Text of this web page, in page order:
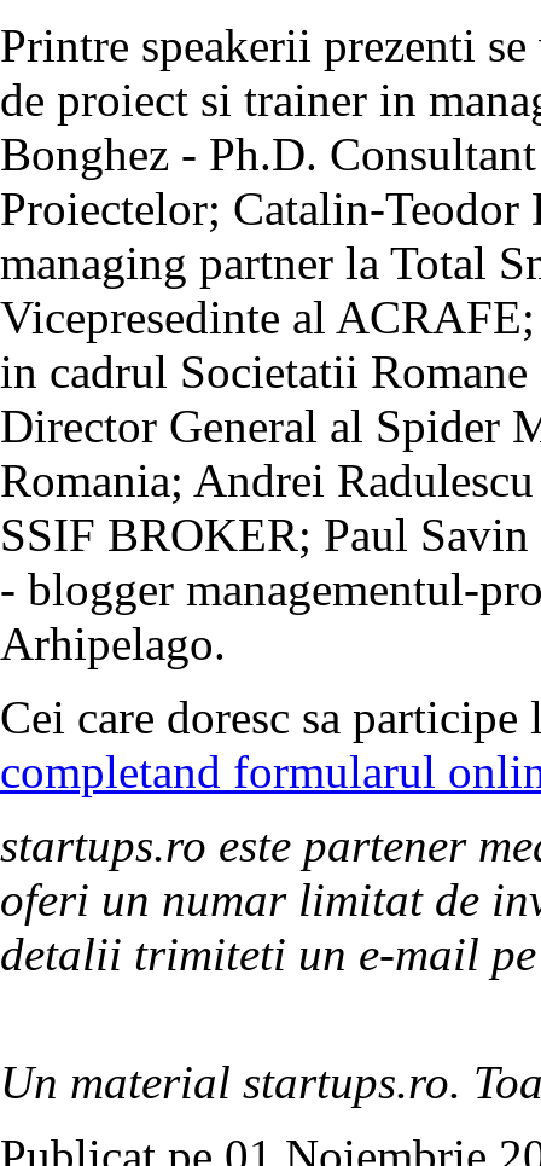
Printre speakerii prezenti
de proiect si trainer in
Bonghez - Ph.D.
Proiectelor; Catalin-Teodor
managing partner la Total
Vicepresedinte al
in cadrul Societatii
Director General al Spider
Romania; Andrei
SSIF BROKER; Paul
- blogger managementul-
Arhipelago.
Cei care doresc sa
completand formularul
startups.ro este partener
oferi un numar limitat de
detalii trimiteti un e-mail
Un material startups.ro.